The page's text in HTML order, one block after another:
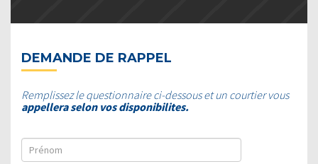
DEMANDE DE RAPPEL
Remplissez le questionnaire ci-dessous et un courtier vous
appellera selon vos disponibilites.